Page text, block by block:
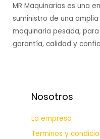
MR Maquinarias es una
suministro de una
maquinaria pesada,
garantía, calidad y
Nosotros
La empresa
Terminos y